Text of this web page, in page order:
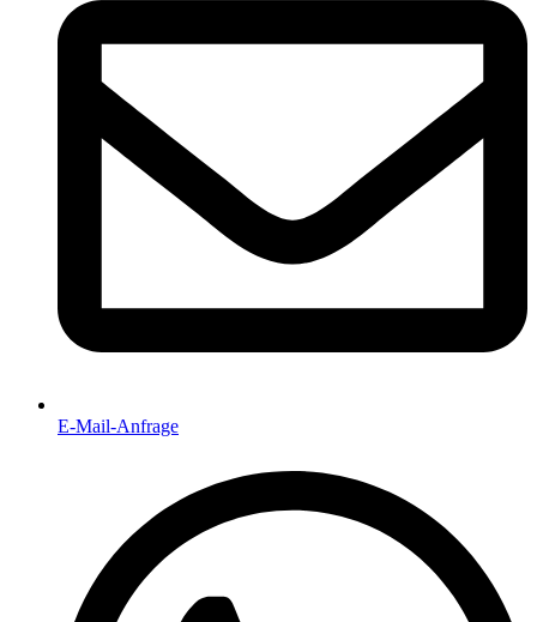
E-Mail-Anfrage